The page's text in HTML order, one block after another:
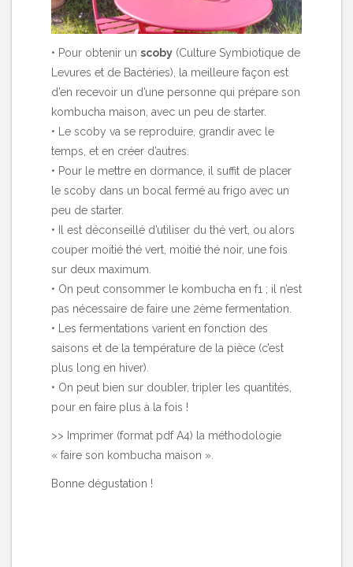
• Pour obtenir un scoby (Culture Symbiotique de
Levures et de Bactéries), la meilleure façon est
d’en recevoir un d’une personne qui prépare son
kombucha maison, avec un peu de starter.
• Le scoby va se reproduire, grandir avec le
temps, et en créer d’autres.
• Pour le mettre en dormance, il suffit de placer
le scoby dans un bocal fermé au frigo avec un
peu de starter.
• Il est déconseillé d’utiliser du thé vert, ou alors
couper moitié thé vert, moitié thé noir, une fois
sur deux maximum.
• On peut consommer le kombucha en f1 ; il n’est
pas nécessaire de faire une 2ème fermentation.
• Les fermentations varient en fonction des
saisons et de la température de la pièce (c’est
plus long en hiver).
• On peut bien sur doubler, tripler les quantités,
pour en faire plus à la fois !
>> Imprimer (format pdf A4) la méthodologie
« faire son kombucha maison »
Bonne dégustation !